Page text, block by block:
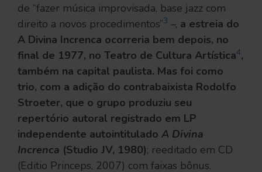
de “fazer música improvisada, base jazz com
direito a novos procedimentos”3 –, a estreia do
A Divina Increnca ocorreria bem depois, no
final de 1977, no Teatro de Cultura Artística4,
também na capital paulista. Mas foi como
trio, com a adição do contrabaixista Rodolfo
Stroeter, que o grupo produziu seu
repertório autoral registrado em LP
independente autointitulado A Divina
Increnca (Studio JV, 1980); reeditado em CD
(Editio Princeps, 2007) com faixas bônus.